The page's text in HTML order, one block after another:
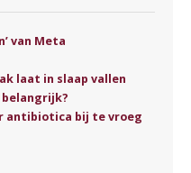
van Meta
laat in slaap vallen
belangrijk?
antibiotica bij te vroeg